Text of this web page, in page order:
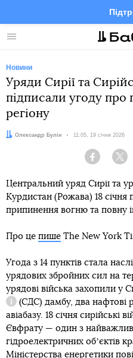
Меню
Новини
Уряди Сирії та
підписали угоду про
регіону
Автор:
Олександр Булін Дата:
11:05, 19 січня 2026
Facebook
Центральний уряд Сирії та
Курдистан (Рожава) 18 січня
припинення вогню та повну
Про це пише The New York
Угода з 14 пунктів стала
урядових збройних сил на
урядові війська захопили у
Довідка
(СДС) дамбу, два нафтові
авіабазу. 18 січня сирійські
Євфрату — один з
гідроелектричних обʼєктів
Міністерства енергетики